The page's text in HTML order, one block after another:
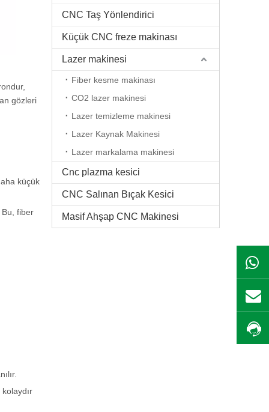
gözleri
küçük
Bu, fiber
CNC Taş Yönlendirici
Küçük CNC freze makinası
Lazer makinesi
Fiber kesme makinası
CO2 lazer makinesi
Lazer temizleme makinesi
Lazer Kaynak Makinesi
Lazer markalama makinesi
Cnc plazma kesici
CNC Salınan Bıçak Kesici
Masif Ahşap CNC Makinesi